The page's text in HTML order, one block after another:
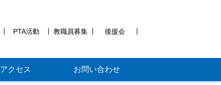
PTA活動 教職員募集 後援会
アクセス お問い合わせ